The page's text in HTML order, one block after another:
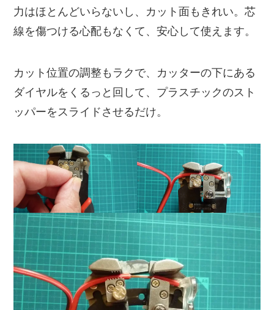
力はほとんどいらないし、カット面もきれい。芯
線を傷つける心配もなくて、安心して使えます。
カット位置の調整もラクで、カッターの下にある
ダイヤルをくるっと回して、プラスチックのスト
ッパーをスライドさせるだけ。